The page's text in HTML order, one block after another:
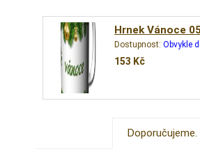
Hrnek Vánoce
Dostupnost:Obvykle
153 Kč
Doporučujeme.